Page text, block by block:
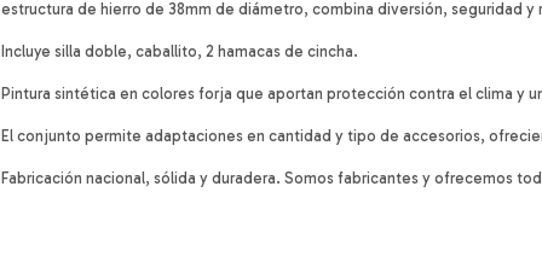
estructura de hierro de 38mm de diámetro, combina diversión, seguridad y
Incluye silla doble, caballito, 2 hamacas de cincha.
Pintura sintética en colores forja que aportan protección contra el clima y
El conjunto permite adaptaciones en cantidad y tipo de accesorios,
Fabricación nacional, sólida y duradera. Somos fabricantes y ofrecemos